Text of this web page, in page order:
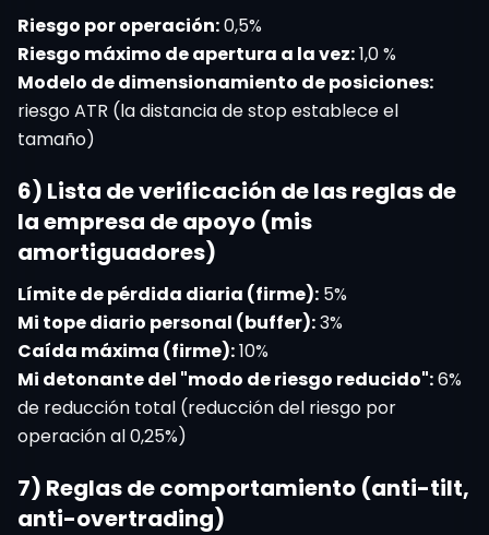
Riesgo por operación:0,5%
Riesgo máximo de apertura a la vez:1,0 %
Modelo de dimensionamiento de posiciones:
riesgo ATR (la distancia de stop establece el
tamaño)
6) Lista de verificación de las reglas de
la empresa de apoyo (mis
amortiguadores)
Límite de pérdida diaria (firme): 5%
Mi tope diario personal (buffer):3%
Caída máxima (firme):10%
Mi detonante del "modo de riesgo reducido":6%
de reducción total (reducción del riesgo por
operación al 0,25%)
7) Reglas de comportamiento (anti-tilt,
anti-overtrading)